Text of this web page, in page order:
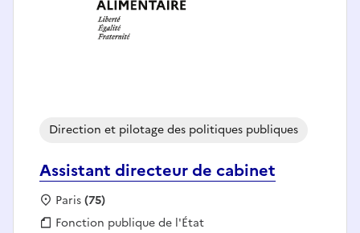
Assistant directeur de cabinet
Direction et pilotage des politiques publiques
Localisation :
Paris(75)
Fonction publique :
Fonction publique de l'État